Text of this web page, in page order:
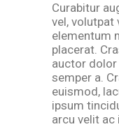
Curabitur
vel, volutpat
elementum
placerat.
auctor
semper a.
euismod,
ipsum
arcu velit ac